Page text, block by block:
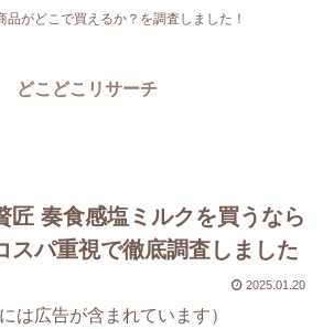
品がどこで買えるか？を調査しました！
どこどこリサーチ
匠 奏食感塩ミルクを買うなら
スパ重視で徹底調査しました
2025.01.20
は広告が含まれています）